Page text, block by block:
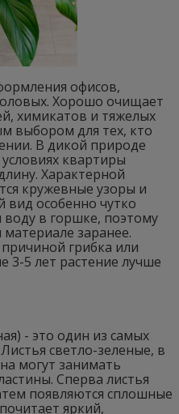
офисов,
Хорошо очищает
химикатов и тяжелых
выбором для тех, кто
В дикой природе
квартиры
Характерной
кружевные узоры и
вид особенно чутко
воду в горшке, поэтому
заранее.
грибка или
3-5 лет растение лучше
- это один из самых
светло-зеленые, в
могут занимать
Сперва листья
появляются сплошные
яркий,